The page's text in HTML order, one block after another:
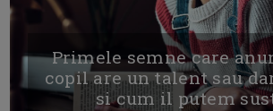
Primele semne care
copil are un talent sau
si cum il putem